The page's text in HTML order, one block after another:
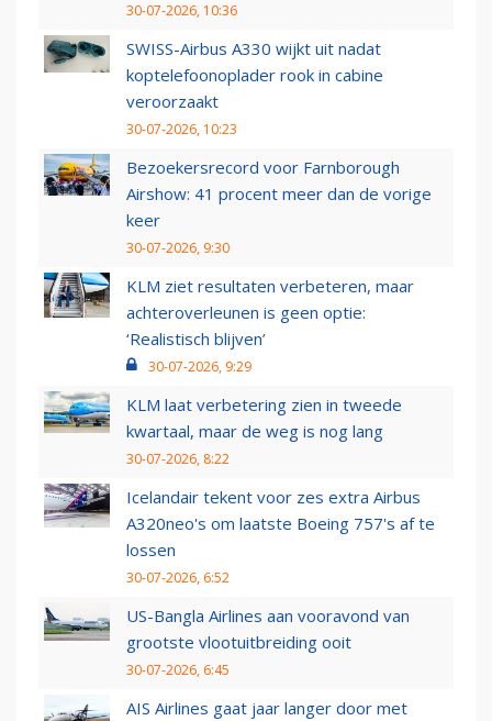
30-07-2026, 10:36
SWISS-Airbus A330 wijkt uit nadat
koptelefoonoplader rook in cabine
veroorzaakt
30-07-2026, 10:23
Bezoekersrecord voor Farnborough
Airshow: 41 procent meer dan de vorige
keer
30-07-2026, 9:30
KLM ziet resultaten verbeteren, maar
achteroverleunen is geen optie:
‘Realistisch blijven’
30-07-2026, 9:29
KLM laat verbetering zien in tweede
kwartaal, maar de weg is nog lang
30-07-2026, 8:22
Icelandair tekent voor zes extra Airbus
A320neo's om laatste Boeing 757's af te
lossen
30-07-2026, 6:52
US-Bangla Airlines aan vooravond van
grootste vlootuitbreiding ooit
30-07-2026, 6:45
AIS Airlines gaat jaar langer door met